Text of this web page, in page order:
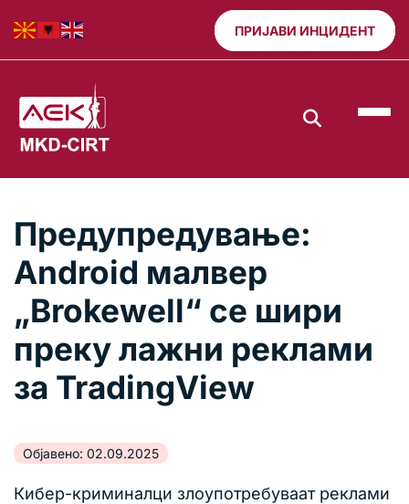
ПРИЈАВИ ИНЦИДЕНТ
Предупредување:
Android малвер
„Brokewell“ се шири
преку лажни реклами
за TradingView
Објавено: 02.09.2025
Кибер-криминалци злоупотребуваат реклами